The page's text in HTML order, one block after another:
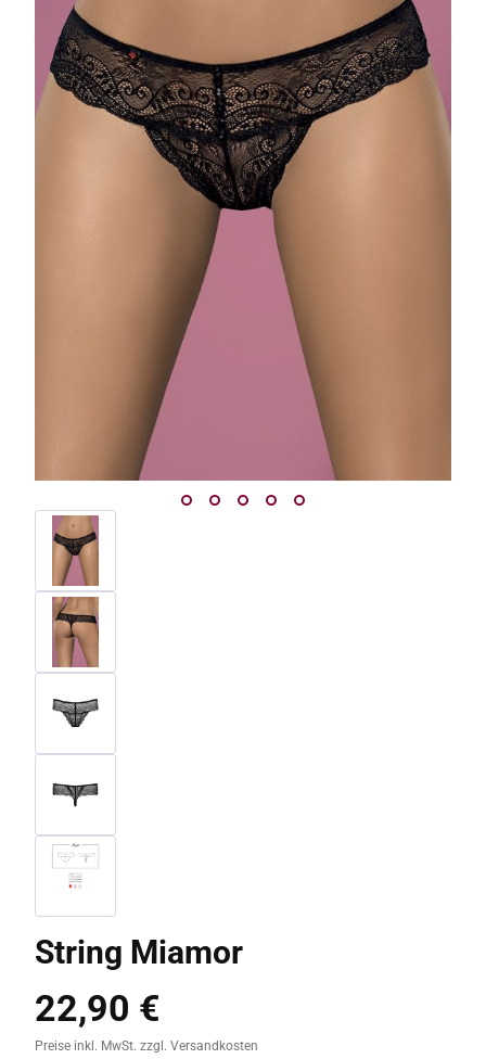
String Miamor
Regulärer Preis:
22,90 €
Preise inkl. MwSt. zzgl. Versandkosten